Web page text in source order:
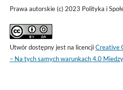
Prawa autorskie (c) 2023 Polityka i
Utwór dostępny jest na licencjiCreative
– Na tych samych warunkach 4.0